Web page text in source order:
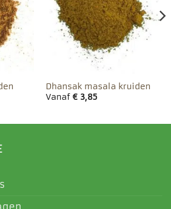
favorieten
Dhansak masala kruiden
Vanaf €3,85